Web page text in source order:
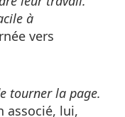
à
vers
tourner la page.
associé, lui,